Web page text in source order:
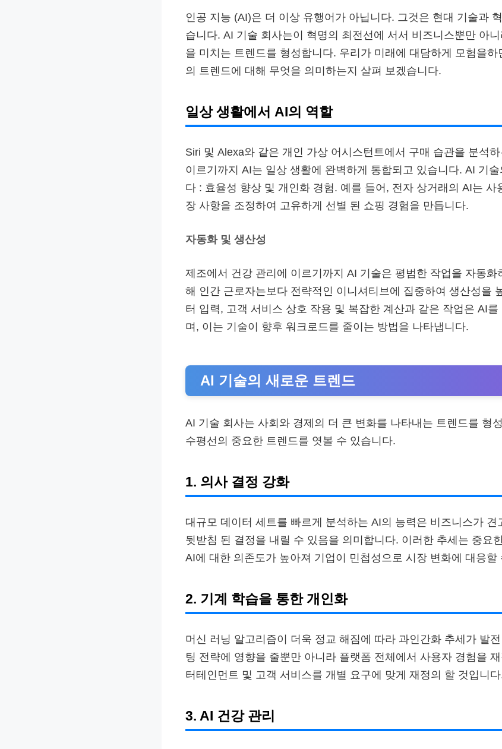
인공 지능 (AI)은 더 이상 유행어가 아닙니다. 그것은 현대 기술과
습니다. AI 기술 회사는이 혁명의 최전선에 서서 비즈니스뿐만 아
을 미치는 트렌드를 형성합니다. 우리가 미래에 대담하게 모험을하
의 트렌드에 대해 무엇을 의미하는지 살펴 보겠습니다.
일상 생활에서 AI의 역할
Siri 및 Alexa와 같은 개인 가상 어시스턴트에서 구매 습관을 분석
이르기까지 AI는 일상 생활에 완벽하게 통합되고 있습니다. AI 기
다 : 효율성 향상 및 개인화 경험. 예를 들어, 전자 상거래의 AI는 사
장 사항을 조정하여 고유하게 선별 된 쇼핑 경험을 만듭니다.
자동화 및 생산성
제조에서 건강 관리에 이르기까지 AI 기술은 평범한 작업을 자동화
해 인간 근로자는보다 전략적인 이니셔티브에 집중하여 생산성을
터 입력, 고객 서비스 상호 작용 및 복잡한 계산과 같은 작업은 AI를
며, 이는 기술이 향후 워크로드를 줄이는 방법을 나타냅니다.
AI 기술의 새로운 트렌드
AI 기술 회사는 사회와 경제의 더 큰 변화를 나타내는 트렌드를 형
수평선의 중요한 트렌드를 엿볼 수 있습니다.
1. 의사 결정 강화
대규모 데이터 세트를 빠르게 분석하는 AI의 능력은 비즈니스가 견
뒷받침 된 결정을 내릴 수 있음을 의미합니다. 이러한 추세는 중요
AI에 대한 의존도가 높아져 기업이 민첩성으로 시장 변화에 대응할
2. 기계 학습을 통한 개인화
머신 러닝 알고리즘이 더욱 정교 해짐에 따라 과인간화 추세가 발
팅 전략에 영향을 줄뿐만 아니라 플랫폼 전체에서 사용자 경험을
터테인먼트 및 고객 서비스를 개별 요구에 맞게 재정의 할 것입니
3. AI 건강 관리